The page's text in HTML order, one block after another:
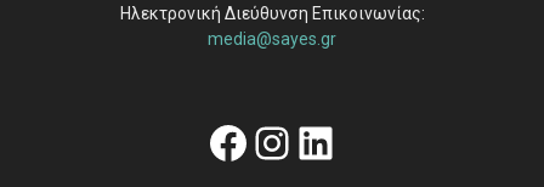
Ηλεκτρονική Διεύθυνση Επικοινωνίας:
media@sayes.gr
Facebook
Instagram
Linkedin